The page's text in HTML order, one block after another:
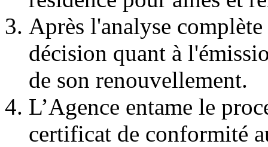
Après l'analyse
décision quant à
de son renouvellement.
L’Agence entame le
certificat de conformité